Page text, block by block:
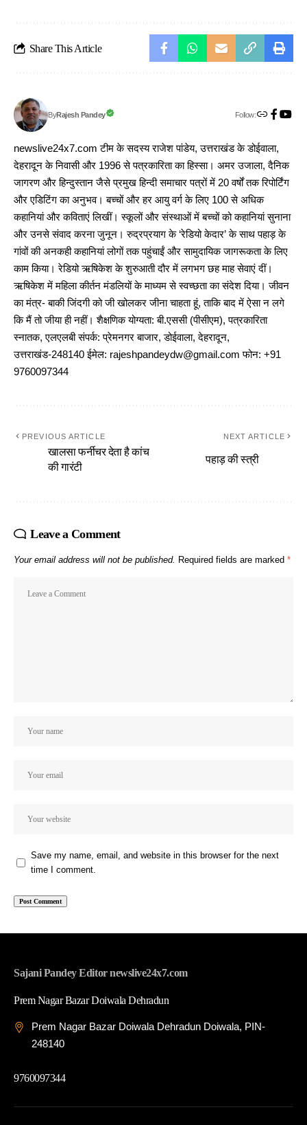
Share This Article
ByRajesh Pandey Follow:
newslive24x7.com टीम के सदस्य राजेश पांडेय, उत्तराखंड के डोईवाला,
देहरादून के निवासी और 1996 से पत्रकारिता का हिस्सा। अमर उजाला, दैनिक
जागरण और हिन्दुस्तान जैसे प्रमुख हिन्दी समाचार पत्रों में 20 वर्षों तक रिपोर्टिंग
और एडिटिंग का अनुभव। बच्चों और हर आयु वर्ग के लिए 100 से अधिक
कहानियां और कविताएं लिखीं। स्कूलों और संस्थाओं में बच्चों को कहानियां सुनाना
और उनसे संवाद करना जुनून। रुद्रप्रयाग के ‘रेडियो केदार’ के साथ पहाड़ के
गांवों की अनकही कहानियां लोगों तक पहुंचाईं और सामुदायिक जागरूकता के लिए
काम किया। रेडियो ऋषिकेश के शुरुआती दौर में लगभग छह माह सेवाएं दीं।
ऋषिकेश में महिला कीर्तन मंडलियों के माध्यम से स्वच्छता का संदेश दिया। जीवन
का मंत्र- बाकी जिंदगी को जी खोलकर जीना चाहता हूं, ताकि बाद में ऐसा न लगे
कि मैं तो जीया ही नहीं। शैक्षणिक योग्यता: बी.एससी (पीसीएम), पत्रकारिता
स्नातक, एलएलबी संपर्क: प्रेमनगर बाजार, डोईवाला, देहरादून,
उत्तराखंड-248140 ईमेल: rajeshpandeydw@gmail.com फोन: +91
9760097344
PREVIOUS ARTICLE
खालसा फर्नीचर देता है कांच
की गारंटी
NEXT ARTICLE
पहाड़ की स्त्री
Leave a Comment
Your email address will not be published. Required fields are marked *
Save my name, email, and website in this browser for the next
time I comment.
Sajani Pandey Editor newslive24x7.com
Prem Nagar Bazar Doiwala Dehradun
Prem Nagar Bazar Doiwala Dehradun Doiwala, PIN-
248140
9760097344